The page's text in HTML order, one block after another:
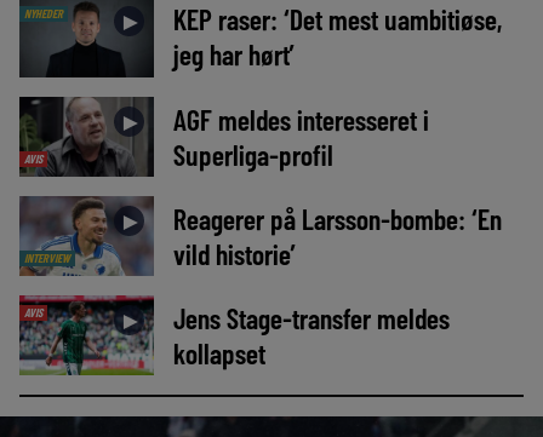
NYHEDER ►
KEP raser: ‘Det mest uambitiøse,
jeg har hørt’
AVIS
►
AGF meldes interesseret i
Superliga-profil
INTERVIEW
►
Reagerer på Larsson-bombe: ‘En
vild historie’
AVIS ►
Jens Stage-transfer meldes
kollapset